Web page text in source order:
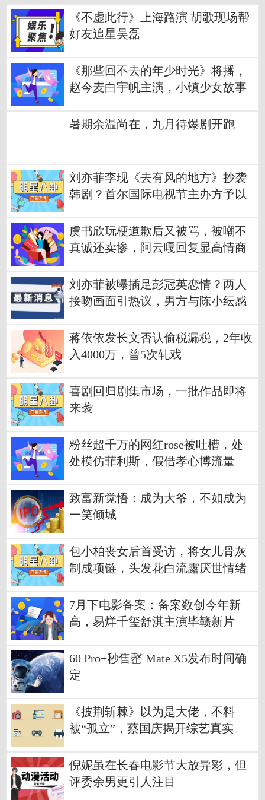
《不虚此行》上海路演 胡歌现场帮
好友追星吴磊
《那些回不去的年少时光》将播，
赵今麦白宇帆主演，小镇少女故事
暑期余温尚在，九月待爆剧开跑
刘亦菲李现《去有风的地方》抄袭
韩剧？首尔国际电视节主办方予以
虞书欣玩梗道歉后又被骂，被嘲不
真诚还卖惨，阿云嘎回复显高情商
刘亦菲被曝插足彭冠英恋情？两人
接吻画面引热议，男方与陈小纭感
蒋依依发长文否认偷税漏税，2年收
入4000万，曾5次轧戏
喜剧回归剧集市场，一批作品即将
来袭
粉丝超千万的网红rose被吐槽，处
处模仿菲利斯，假借孝心博流量
致富新觉悟：成为大爷，不如成为
一笑倾城
包小柏丧女后首受访，将女儿骨灰
制成项链，头发花白流露厌世情绪
7月下电影备案：备案数创今年新
高，易烊千玺舒淇主演毕赣新片
60 Pro+秒售罄 Mate X5发布时间确
定
《披荆斩棘》以为是大佬，不料
被“孤立”，蔡国庆揭开综艺真实
倪妮虽在长春电影节大放异彩，但
评委余男更引人注目